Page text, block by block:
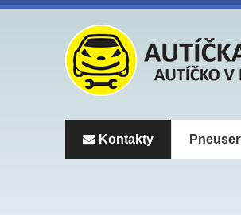
Kontakty